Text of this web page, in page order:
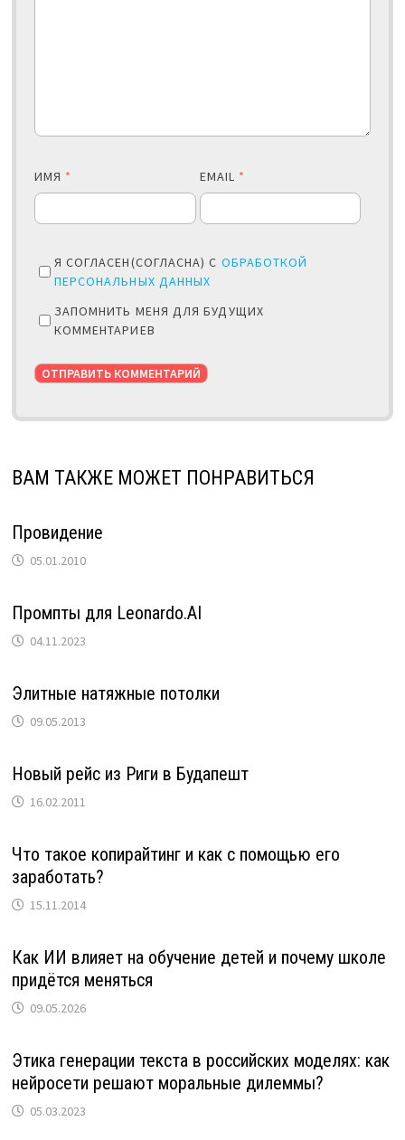
ИМЯ * EMAIL *
Я СОГЛАСЕН(СОГЛАСНА) С ОБРАБОТКОЙ
ПЕРСОНАЛЬНЫХ ДАННЫХ
ЗАПОМНИТЬ МЕНЯ ДЛЯ БУДУЩИХ
КОММЕНТАРИЕВ
ВАМ ТАКЖЕ МОЖЕТ ПОНРАВИТЬСЯ
Провидение
05.01.2010
Промпты для Leonardo.AI
04.11.2023
Элитные натяжные потолки
09.05.2013
Новый рейс из Риги в Будапешт
16.02.2011
Что такое копирайтинг и как с помощью его
заработать?
15.11.2014
Как ИИ влияет на обучение детей и почему школе
придётся меняться
09.05.2026
Этика генерации текста в российских моделях: как
нейросети решают моральные дилеммы?
05.03.2023